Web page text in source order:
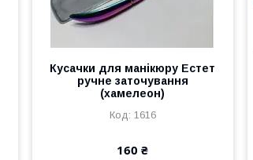
Кусачки для манікюру Естет
ручне заточування
(хамелеон)
1616
160 ₴